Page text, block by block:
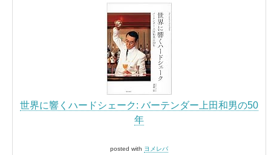
世界に響くハードシェーク: バーテンダー上田和男の50
年
posted with ヨメレバ